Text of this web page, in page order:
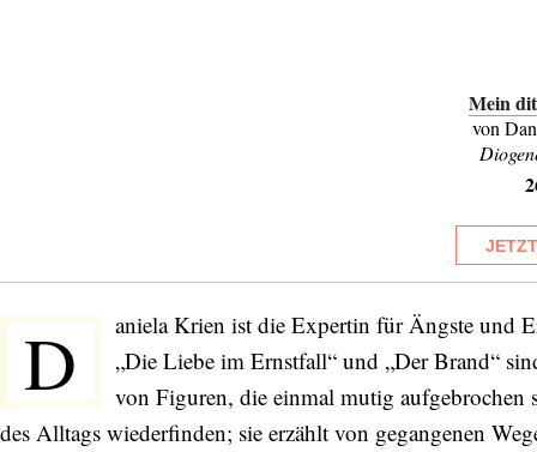
Mein
von
D
aniela Krien ist die Expertin für Ängste und
„Die Liebe im Ernstfall“ und „Der Brand“
von Figuren, die einmal mutig
des Alltags wiederfinden; sie erzählt von gegangenen